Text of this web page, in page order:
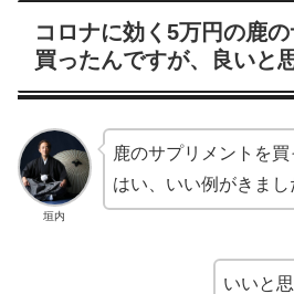
コロナに効く5万円の鹿
買ったんですが、良いと
垣内
鹿のサプリメントを
はい、いい例がきまし
いいと